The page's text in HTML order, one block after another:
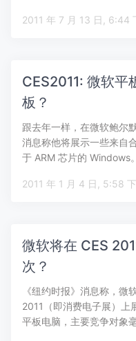
2011 年 7 月 13
CES2011: 微软
板？
跟去年一样，在微软鲍尔
消息称他将展示一些来自
于 ARM 芯片的 Windows
2011 年 1 月 4 日,
微软将在 CES
次？
《纽约时报》消息称，微
2011（即消费电子展）上
平板电脑，主要竞争对象